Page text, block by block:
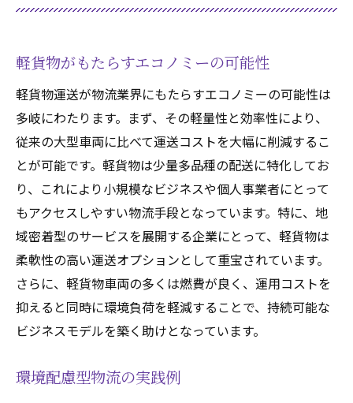
軽貨物がもたらすエコノミーの可能性
軽貨物運送が物流業界にもたらすエコノミーの可能性は
多岐にわたります。まず、その軽量性と効率性により、
従来の大型車両に比べて運送コストを大幅に削減するこ
とが可能です。軽貨物は少量多品種の配送に特化してお
り、これにより小規模なビジネスや個人事業者にとって
もアクセスしやすい物流手段となっています。特に、地
域密着型のサービスを展開する企業にとって、軽貨物は
柔軟性の高い運送オプションとして重宝されています。
さらに、軽貨物車両の多くは燃費が良く、運用コストを
抑えると同時に環境負荷を軽減することで、持続可能な
ビジネスモデルを築く助けとなっています。
環境配慮型物流の実践例